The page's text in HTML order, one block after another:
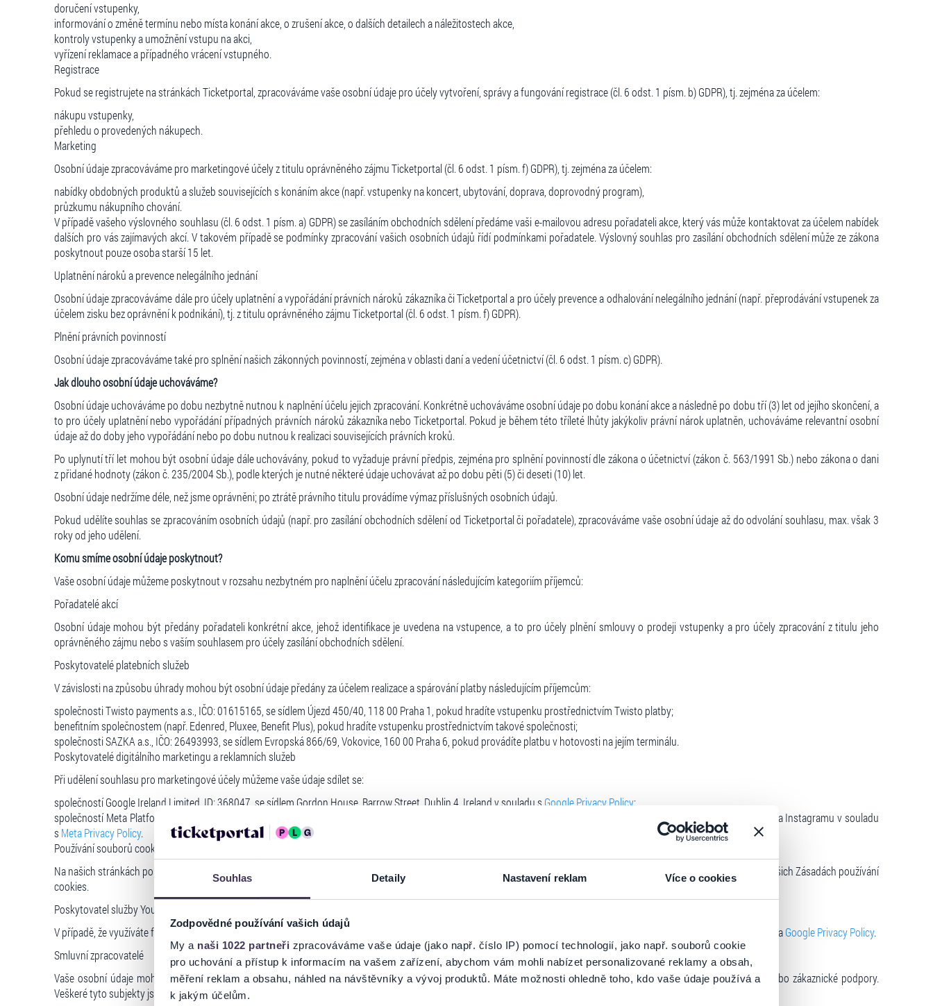
Souhlas Detaily Nastavení reklam Více o cookies
Zodpovědné používání vašich údajů
My a naši 1022 partneři zpracováváme vaše údaje (jako např. číslo IP) pomocí technologií, jako např. souborů cookie
pro uchování a přístup k informacím na vašem zařízení, abychom vám mohli nabízet personalizované reklamy a obsah,
měření reklam a obsahu, náhled na návštěvníky a vývoj produktů. Máte možnosti ohledně toho, kdo vaše údaje používá a
k jakým účelům.
doručení vstupenky,
informování o změně termínu nebo místa konání akce, o zrušení akce, o dalších detailech a náležitostech akce,
kontroly vstupenky a umožnění vstupu na akci,
vyřízení reklamace a případného vrácení vstupného.
Registrace
Pokud se registrujete na stránkách Ticketportal, zpracováváme vaše osobní údaje pro účely vytvoření, správy a fungování registrace (čl. 6 odst. 1 písm. b) GDPR), tj. zejména za účelem:
nákupu vstupenky,
přehledu o provedených nákupech.
Marketing
Osobní údaje zpracováváme pro marketingové účely z titulu oprávněného zájmu Ticketportal (čl. 6 odst. 1 písm. f) GDPR), tj. zejména za účelem:
nabídky obdobných produktů a služeb souvisejících s konáním akce (např. vstupenky na koncert, ubytování, doprava, doprovodný program),
průzkumu nákupního chování.
V případě vašeho výslovného souhlasu (čl. 6 odst. 1 písm. a) GDPR) se zasíláním obchodních sdělení předáme vaši e-mailovou adresu pořadateli akce, který vás může kontaktovat za účelem nabídek
dalších pro vás zajímavých akcí. V takovém případě se podmínky zpracování vašich osobních údajů řídí podmínkami pořadatele. Výslovný souhlas pro zasílání obchodních sdělení může ze zákona
poskytnout pouze osoba starší 15 let.
Uplatnění nároků a prevence nelegálního jednání
Osobní údaje zpracováváme dále pro účely uplatnění a vypořádání právních nároků zákazníka či Ticketportal a pro účely prevence a odhalování nelegálního jednání (např. přeprodávání vstupenek za
účelem zisku bez oprávnění k podnikání), tj. z titulu oprávněného zájmu Ticketportal (čl. 6 odst. 1 písm. f) GDPR).
Plnění právních povinností
Osobní údaje zpracováváme také pro splnění našich zákonných povinností, zejména v oblasti daní a vedení účetnictví (čl. 6 odst. 1 písm. c) GDPR).
Jak dlouho osobní údaje uchováváme?
Osobní údaje uchováváme po dobu nezbytně nutnou k naplnění účelu jejich zpracování. Konkrétně uchováváme osobní údaje po dobu konání akce a následně po dobu tří (3) let od jejího skončení, a
to pro účely uplatnění nebo vypořádání případných právních nároků zákazníka nebo Ticketportal. Pokud je během této tříleté lhůty jakýkoliv právní nárok uplatněn, uchováváme relevantní osobní
údaje až do doby jeho vypořádání nebo po dobu nutnou k realizaci souvisejících právních kroků.
Po uplynutí tří let mohou být osobní údaje dále uchovávány, pokud to vyžaduje právní předpis, zejména pro splnění povinností dle zákona o účetnictví (zákon č. 563/1991 Sb.) nebo zákona o dani
z přidané hodnoty (zákon č. 235/2004 Sb.), podle kterých je nutné některé údaje uchovávat až po dobu pěti (5) či deseti (10) let.
Osobní údaje nedržíme déle, než jsme oprávněni; po ztrátě právního titulu provádíme výmaz příslušných osobních údajů.
Pokud udělíte souhlas se zpracováním osobních údajů (např. pro zasílání obchodních sdělení od Ticketportal či pořadatele), zpracováváme vaše osobní údaje až do odvolání souhlasu, max. však 3
roky od jeho udělení.
Komu smíme osobní údaje poskytnout?
Vaše osobní údaje můžeme poskytnout v rozsahu nezbytném pro naplnění účelu zpracování následujícím kategoriím příjemců:
Pořadatelé akcí
Osobní údaje mohou být předány pořadateli konkrétní akce, jehož identifikace je uvedena na vstupence, a to pro účely plnění smlouvy o prodeji vstupenky a pro účely zpracování z titulu jeho
oprávněného zájmu nebo s vaším souhlasem pro účely zasílání obchodních sdělení.
Poskytovatelé platebních služeb
V závislosti na způsobu úhrady mohou být osobní údaje předány za účelem realizace a spárování platby následujícím příjemcům:
společnosti Twisto payments a.s., IČO: 01615165, se sídlem Újezd 450/40, 118 00 Praha 1, pokud hradíte vstupenku prostřednictvím Twisto platby;
benefitním společnostem (např. Edenred, Pluxee, Benefit Plus), pokud hradíte vstupenku prostřednictvím takové společnosti;
společnosti SAZKA a.s., IČO: 26493993, se sídlem Evropská 866/69, Vokovice, 160 00 Praha 6, pokud provádíte platbu v hotovosti na jejím terminálu.
Poskytovatelé digitálního marketingu a reklamních služeb
Při udělení souhlasu pro marketingové účely můžeme vaše údaje sdílet se:
společností Google Ireland Limited, ID: 368047, se sídlem Gordon House, Barrow Street, Dublin 4, Ireland v souladu s Google Privacy Policy;
společností Meta Platforms Ireland Limited, ID: 462932, se sídlem Merrion Road, Dublin 4, D04 X2K5, Ireland, D04 X2K5 pro účely personalizované reklamy na Facebooku a Instagramu v souladu
s Meta Privacy Policy.
Používání souborů cookies a obdobných technologií
Na našich stránkách používáme soubory cookies a obdobné technologie. Podrobné informace o používaných cookies, jejich účelech a možnostech nastavení naleznete v našich Zásadách používání
cookies.
Poskytovatel služby YouTube API Services
V případě, že využíváte funkce propojené se službou YouTube (např. přehrávání videí na našem webu), dochází ke zpracování osobních údajů v souladu
aGoogle Privacy Policy.
Smluvní zpracovatelé
Vaše osobní údaje mohou být dále zpřístupněny smluvním partnerům, kteří nám poskytují služby, zejména v oblasti IT, účetnictví, daňového a právního poradenství nebo zákaznické podpory.
Veškeré tyto subjekty jsou v postavení zpracovatelů osobních údajů a jsou vázáni smlouvou o zpracování osobních údajů dle čl. 28 GDPR.